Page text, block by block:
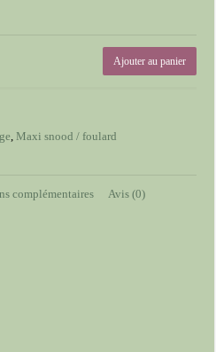
Ajouter au panier
,Maxi snood / foulard
complémentaires Avis (0)